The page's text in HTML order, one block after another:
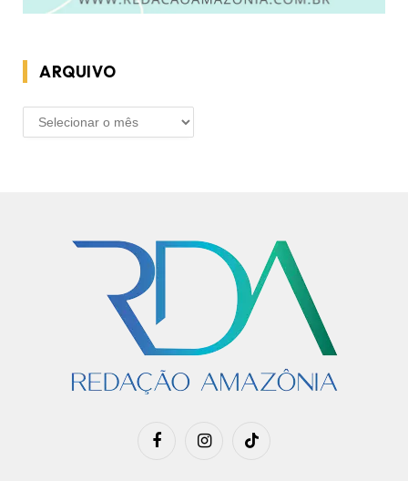
ARQUIVO
ARQUIVO
FacebookInstagramTikTok